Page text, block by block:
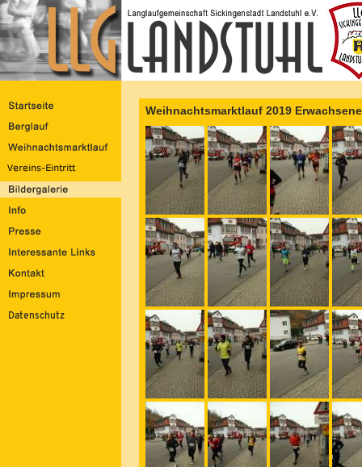
Weihnachtsmarktlauf 2019